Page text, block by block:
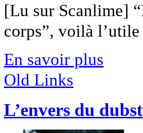
[Lu sur Scanlime]
corps”, voilà
En savoir plus
Old Links
L’envers du